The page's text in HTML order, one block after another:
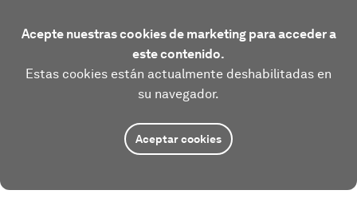
Acepte nuestras cookies de marketing para acceder a
este contenido.
Estas cookies están actualmente deshabilitadas en
su navegador.
Aceptar cookies